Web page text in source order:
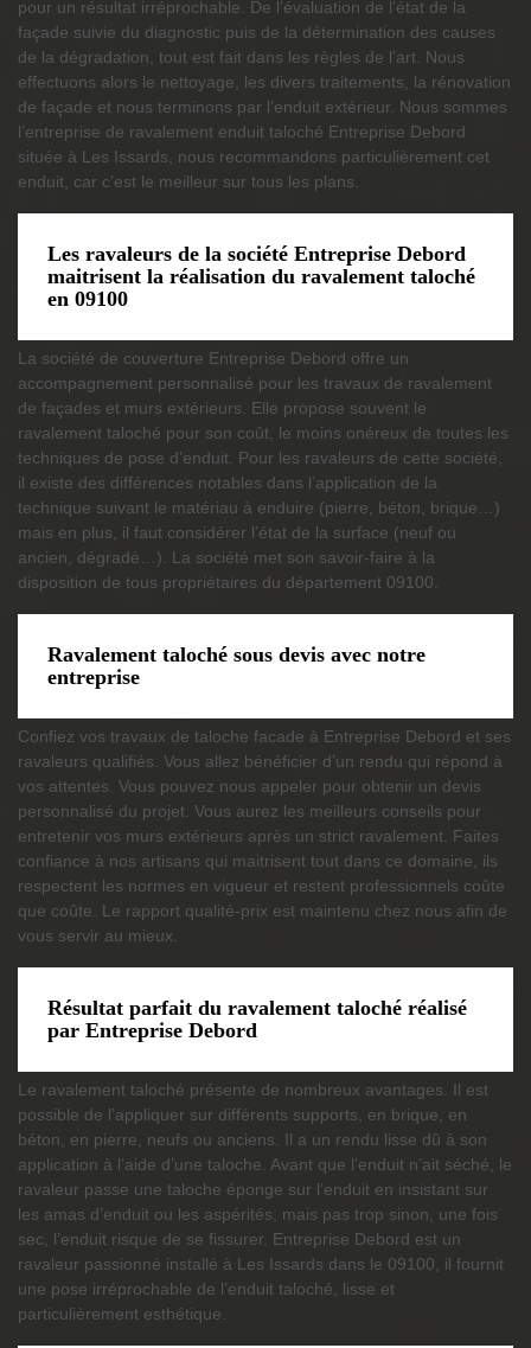
pour un résultat irréprochable. De l’évaluation de l’état de la
façade suivie du diagnostic puis de la détermination des causes
de la dégradation, tout est fait dans les règles de l’art. Nous
effectuons alors le nettoyage, les divers traitements, la rénovation
de façade et nous terminons par l’enduit extérieur. Nous sommes
l’entreprise de ravalement enduit taloché Entreprise Debord
située à Les Issards, nous recommandons particulièrement cet
enduit, car c’est le meilleur sur tous les plans.
Les ravaleurs de la société Entreprise Debord
maitrisent la réalisation du ravalement taloché
en 09100
La société de couverture Entreprise Debord offre un
accompagnement personnalisé pour les travaux de ravalement
de façades et murs extérieurs. Elle propose souvent le
ravalement taloché pour son coût, le moins onéreux de toutes les
techniques de pose d’enduit. Pour les ravaleurs de cette société,
il existe des différences notables dans l’application de la
technique suivant le matériau à enduire (pierre, béton, brique…)
mais en plus, il faut considérer l’état de la surface (neuf ou
ancien, dégradé…). La société met son savoir-faire à la
disposition de tous propriétaires du département 09100.
Ravalement taloché sous devis avec notre
entreprise
Confiez vos travaux de taloche facade à Entreprise Debord et ses
ravaleurs qualifiés. Vous allez bénéficier d’un rendu qui répond à
vos attentes. Vous pouvez nous appeler pour obtenir un devis
personnalisé du projet. Vous aurez les meilleurs conseils pour
entretenir vos murs extérieurs après un strict ravalement. Faites
confiance à nos artisans qui maitrisent tout dans ce domaine, ils
respectent les normes en vigueur et restent professionnels coûte
que coûte. Le rapport qualité-prix est maintenu chez nous afin de
vous servir au mieux.
Résultat parfait du ravalement taloché réalisé
par Entreprise Debord
Le ravalement taloché présente de nombreux avantages. Il est
possible de l’appliquer sur différents supports, en brique, en
béton, en pierre, neufs ou anciens. Il a un rendu lisse dû à son
application à l’aide d’une taloche. Avant que l’enduit n’ait séché, le
ravaleur passe une taloche éponge sur l’enduit en insistant sur
les amas d’enduit ou les aspérités, mais pas trop sinon, une fois
sec, l’enduit risque de se fissurer. Entreprise Debord est un
ravaleur passionné installé à Les Issards dans le 09100, il fournit
une pose irréprochable de l’enduit taloché, lisse et
particulièrement esthétique.